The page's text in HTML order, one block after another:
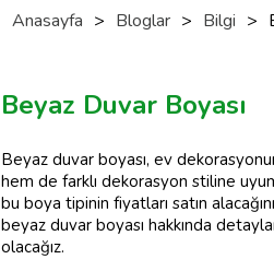
Anasayfa > Bloglar > Bilgi >
Beyaz Duvar Boyası
Beyaz duvar boyası, ev
hem de farklı dekorasyon stiline
bu boya tipinin fiyatları satın
beyaz duvar boyası hakkında
olacağız.